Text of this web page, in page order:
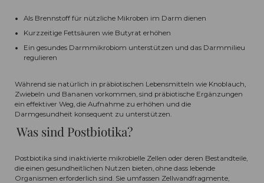
Als Brennstoff für nützliche Mikroben im Darm dienen
Kurzzeitige Fettsäuren wie Butyrat erhöhen
Ein gesundes Darmmikrobiom unterstützen und das Darmmilieu
regulieren
Während sie natürlich in präbiotischen Lebensmitteln wie Knoblauch,
Zwiebeln und Bananen vorkommen, sind präbiotische Ergänzungen
ein effektiver Weg, die Aufnahme zu erhöhen und die
Darmgesundheit konsequent zu unterstützen.
Was sind Postbiotika?
Postbiotika sind inaktivierte mikrobielle Zellen oder deren Bestandteile,
die einen gesundheitlichen Nutzen bieten, ohne dass lebende
Organismen erforderlich sind. Sie umfassen Zellwandfragmente,